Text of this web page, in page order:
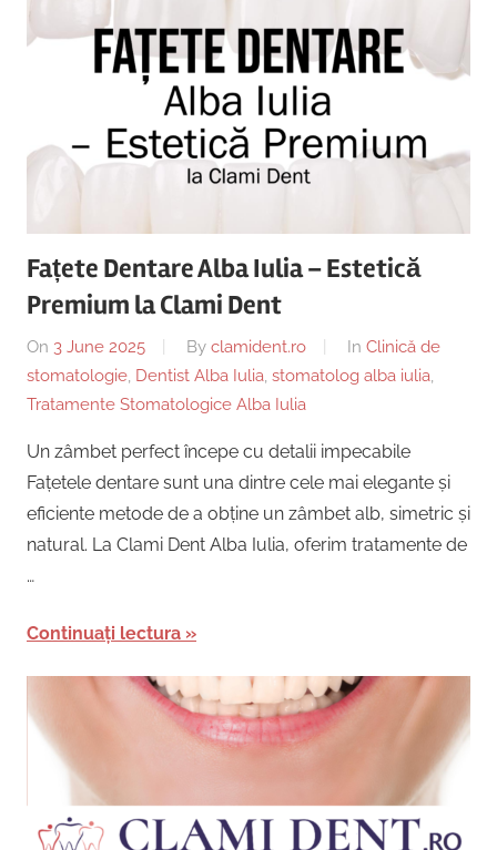
Fațete Dentare Alba Iulia – Estetică
Premium la Clami Dent
On 3 June 2025 By clamident.ro In Clinică de
stomatologie, Dentist Alba Iulia, stomatolog alba iulia,
Tratamente Stomatologice Alba Iulia
Un zâmbet perfect începe cu detalii impecabile
Fațetele dentare sunt una dintre cele mai elegante și
eficiente metode de a obține un zâmbet alb, simetric și
natural. La Clami Dent Alba Iulia, oferim tratamente de
…
Continuați lectura